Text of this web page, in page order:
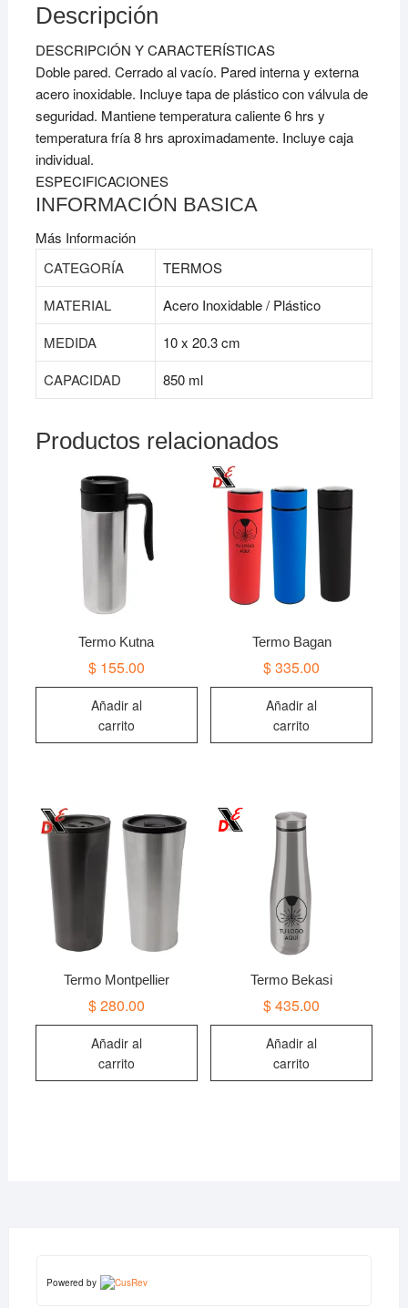
Descripción
DESCRIPCIÓN Y CARACTERÍSTICAS
Doble pared. Cerrado al vacío. Pared interna y externa
acero inoxidable. Incluye tapa de plástico con válvula de
seguridad. Mantiene temperatura caliente 6 hrs y
temperatura fría 8 hrs aproximadamente. Incluye caja
individual.
ESPECIFICACIONES
INFORMACIÓN BASICA
Más Información
CATEGORÍA
TERMOS
MATERIAL
Acero Inoxidable / Plástico
MEDIDA
10 x 20.3 cm
CAPACIDAD
850 ml
Productos relacionados
Termo Kutna
$155.00
Añadir al
carrito
Termo Bagan
$335.00
Añadir al
carrito
Termo Montpellier
$280.00
Añadir al
carrito
Termo Bekasi
$435.00
Añadir al
carrito
Powered by